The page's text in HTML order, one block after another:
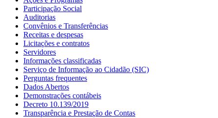
Participação Social
Auditorias
Convênios e Transferências
Receitas e despesas
Licitações e contratos
Servidores
Informações classificadas
Serviço de Informação ao Cidadão (SIC)
Perguntas frequentes
Dados Abertos
Demonstrações contábeis
Decreto 10.139/2019
Transparência e Prestação de Contas